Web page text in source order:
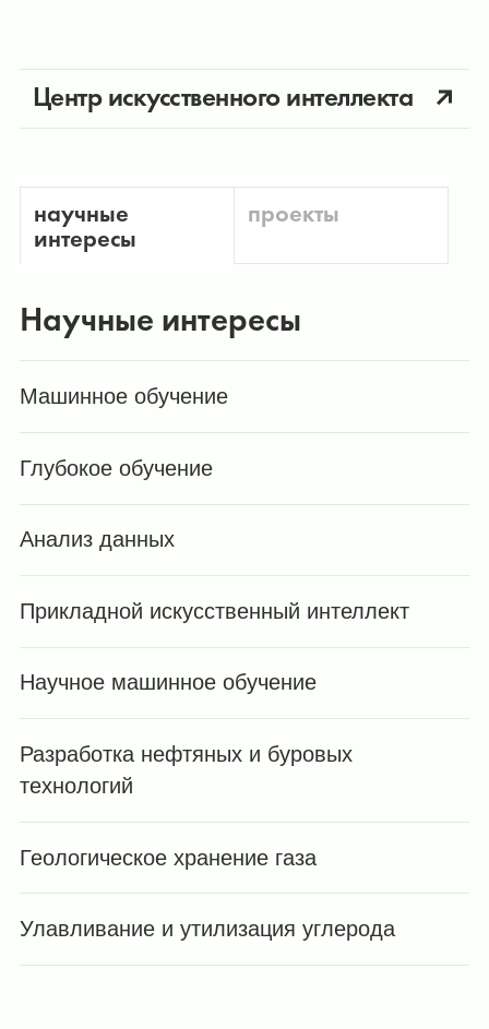
Центр искусственного интеллекта
научные
интересы
проекты
Научные интересы
Машинное обучение
Глубокое обучение
Анализ данных
Прикладной искусственный интеллект
Научное машинное обучение
Разработка нефтяных и буровых
технологий
Геологическое хранение газа
Улавливание и утилизация углерода